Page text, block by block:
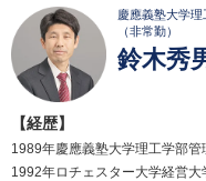
慶應義塾大学
（非常勤）
鈴木秀
【経歴】
1989年慶應義塾大学理工学部管
1992年ロチェスター大学経営大